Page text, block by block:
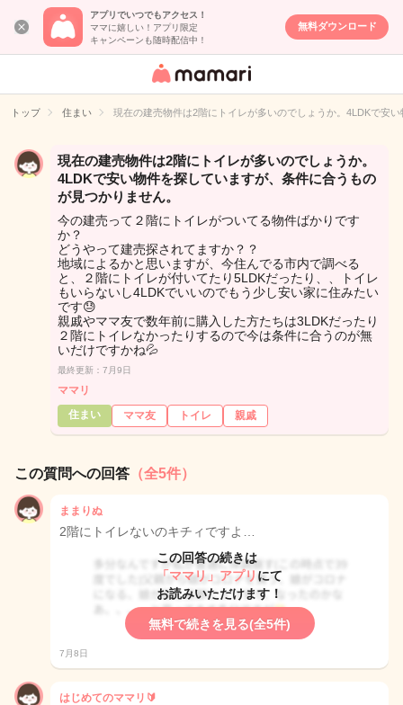
アプリでいつでもアクセス！
ママに嬉しい！アプリ限定
キャンペーンも随時配信中！
無料ダウンロード
女性専用匿名QA
イト
トップ 住まい 現在の建売物件は2階にトイレが多いのでしょうか。4LDKで安
現在の建売物件は2階にトイレが多いのでしょうか。
4LDKで安い物件を探していますが、条件に合うもの
が見つかりません。
今の建売って２階にトイレがついてる物件ばかりです
か？
どうやって建売探されてますか？？
地域によるかと思いますが、今住んでる市内で調べる
と、２階にトイレが付いてたり5LDKだったり、、トイレ
もいらないし4LDKでいいのでもう少し安い家に住みたい
です😓
親戚やママ友で数年前に購入した方たちは3LDKだったり
２階にトイレなかったりするので今は条件に合うのが無
いだけですかね💦
最終更新：7月9日
ママリ
住まい
ママ友 トイレ 親戚
この質問への回答 （全5件）
ままりぬ
2階にトイレないのキチィですよ…
この回答の続きは
「ママリ」アプリ にて
お読みいただけます！
無料で続きを見る(全5件)
7月8日
はじめてのママリ🔰